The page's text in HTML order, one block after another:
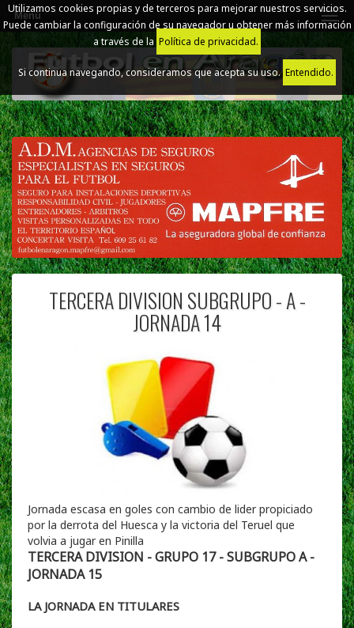
Utilizamos cookies propias y de terceros para mejorar nuestros servicios.
Puede cambiar la configuración de su navegador u obtener más información
a través de la Política de privacidad.
Si continua navegando, consideramos que acepta su uso.Entendido.
Menú
TERCERA DIVISION SUBGRUPO - A -
JORNADA 14
Jornada escasa en goles con cambio de lider propiciado
por la derrota del Huesca y la victoria del Teruel que
volvia a jugar en Pinilla
TERCERA DIVISION - GRUPO 17 - SUBGRUPO A -
JORNADA 15
LA JORNADA EN TITULARES